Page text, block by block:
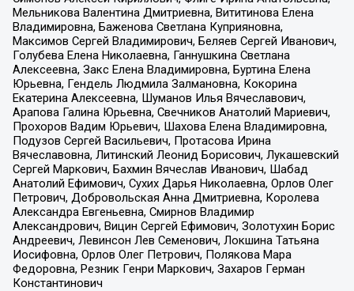
Мельникова Валентина Дмитриевна, Вититинова Елена
Владимировна, Баженова Светлана Куприяновна,
Максимов Сергей Владимирович, Беляев Сергей Иванович,
Голубева Елена Николаевна, Ганнушкина Светлана
Алексеевна, Закс Елена Владимировна, Буртина Елена
Юрьевна, Гендель Людмила Залмановна, Кокорина
Екатерина Алексеевна, Шуманов Илья Вячеславович,
Арапова Галина Юрьевна, Свечников Анатолий Мариевич,
Прохоров Вадим Юрьевич, Шахова Елена Владимировна,
Подузов Сергей Васильевич, Протасова Ирина
Вячеславовна, Литинский Леонид Борисович, Лукашевский
Сергей Маркович, Бахмин Вячеслав Иванович, Шабад
Анатолий Ефимович, Сухих Дарья Николаевна, Орлов Олег
Петрович, Добровольская Анна Дмитриевна, Королева
Александра Евгеньевна, Смирнов Владимир
Александрович, Вицин Сергей Ефимович, Золотухин Борис
Андреевич, Левинсон Лев Семенович, Локшина Татьяна
Иосифовна, Орлов Олег Петрович, Полякова Мара
Федоровна, Резник Генри Маркович, Захаров Герман
Константинович